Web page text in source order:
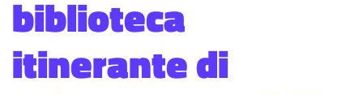
biblioteca
itinerante di